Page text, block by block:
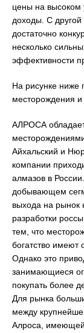
цены на высоком
доходы. С другой
достаточно
несколько
эффективности
На рисунке ниже
месторождения и
АЛРОСА
Айхальский и
компании
алмазов в
добывающем
выхода на рынок
разработки
тем, что
богатство имеют
Однако это
занимающиеся
покупать более
Для рынка
между
Алроса, имеющей